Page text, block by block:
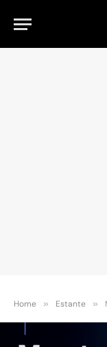
Home » Estante »